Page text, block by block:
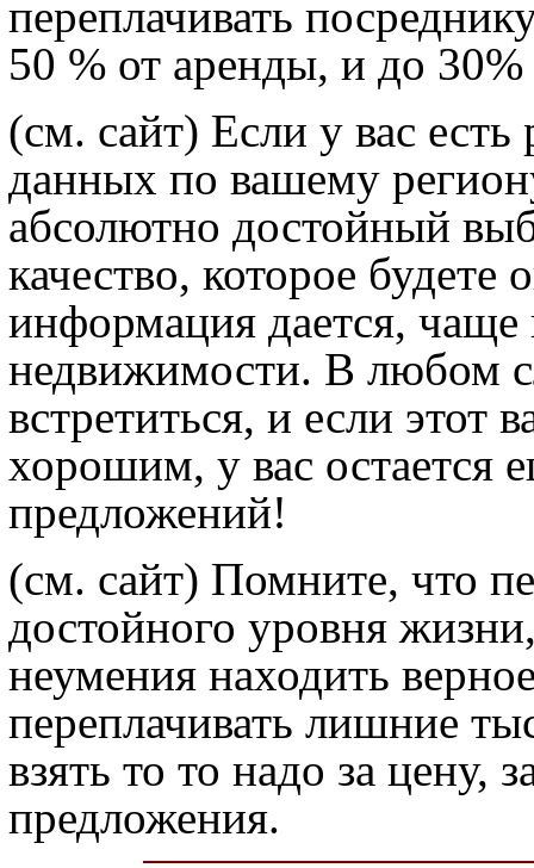
переплачивать
50 % от аренды, и до
(см. сайт) Если у вас есть
данных по вашему
абсолютно достойный
качество, которое
информация дается, чаще
недвижимости. В любом
встретиться, и если этот
хорошим, у вас остается
предложений!
(см. сайт) Помните, что
достойного уровня
неумения находить
переплачивать лишние
взять то то надо за
предложения.